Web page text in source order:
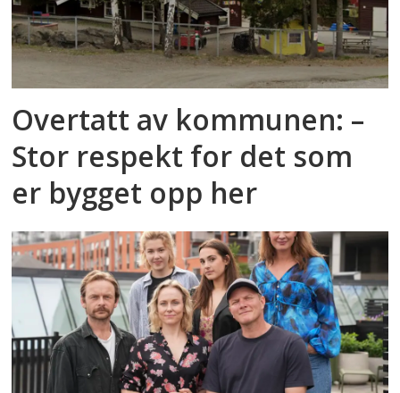
Overtatt av kommunen: –
Stor respekt for det som
er bygget opp her